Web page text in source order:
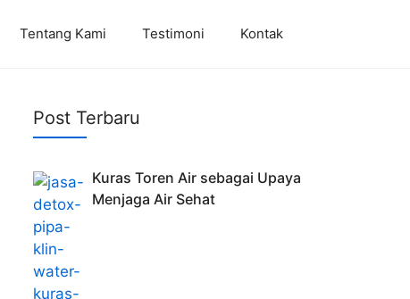
Tentang Kami Testimoni Kontak
Post Terbaru
Kuras Toren Air sebagai Upaya
Menjaga Air Sehat